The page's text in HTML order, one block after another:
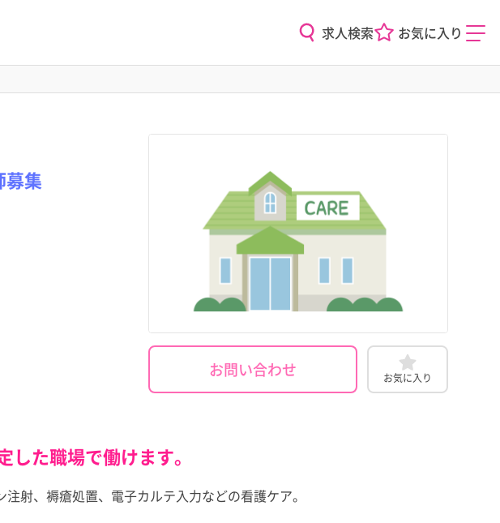
求人検索 お気に入り
募集
お問い合わせ お気に入り
た職場で働けます。
射、褥瘡処置、電子カルテ入力などの看護ケア。